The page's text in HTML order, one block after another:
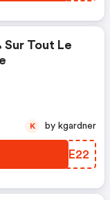
Sur Tout Le
WOUE22
K by kgardner